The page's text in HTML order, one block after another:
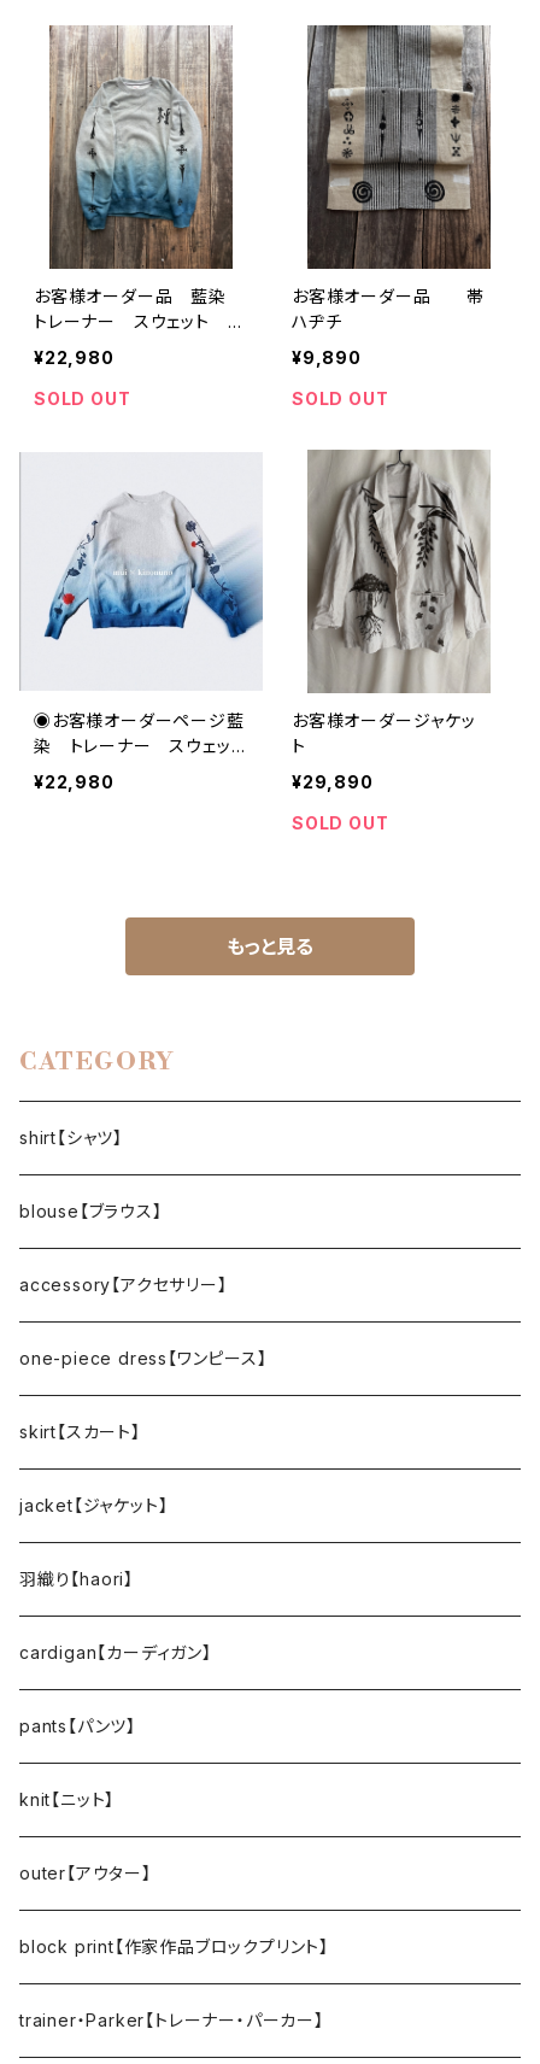
お客様オーダー品 藍染
トレーナー スウェット レ
ディース ラグラン
¥22,980
SOLD OUT
お客様オーダー品 帯
ハヂチ
¥9,890
SOLD OUT
◉お客様オーダーページ藍
染 トレーナー スウェッ
ト レディース ラグラン
¥22,980
お客様オーダージャケッ
ト
¥29,890
SOLD OUT
もっと見る
CATEGORY
shirt【シャツ】
blouse【ブラウス】
accessory【アクセサリー】
one-piece dress【ワンピース】
skirt【スカート】
jacket【ジャケット】
羽織り【haori】
cardigan【カーディガン】
pants【パンツ】
knit【ニット】
outer【アウター】
block print【作家作品ブロックプリント】
trainer・Parker【トレーナー・パーカー】